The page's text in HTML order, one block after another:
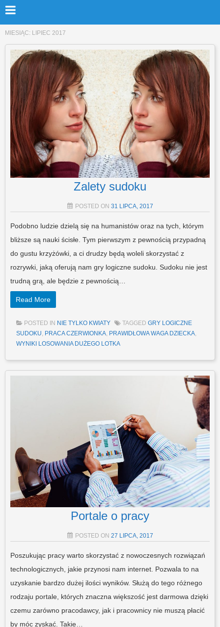
MIESIĄC: LIPIEC 2017
Zalety sudoku
POSTED ON 31 LIPCA, 2017
Podobno ludzie dzielą się na humanistów oraz na tych, którym
bliższe są nauki ścisłe. Tym pierwszym z pewnością przypadną
do gustu krzyżówki, a ci drudzy będą woleli skorzystać z
rozrywki, jaką oferują nam gry logiczne sudoku. Sudoku nie jest
trudną grą, ale będzie z pewnością…
Read More
POSTED IN NIE TYLKO KWIATY TAGGED GRY LOGICZNE
SUDOKU PRACA CZERWIONKA PRAWIDŁOWA WAGA DZIECKA
WYNIKI LOSOWANIA DUŻEGO LOTKA
Portale o pracy
POSTED ON 27 LIPCA, 2017
Poszukując pracy warto skorzystać z nowoczesnych rozwiązań
technologicznych, jakie przynosi nam internet. Pozwala to na
uzyskanie bardzo dużej ilości wyników. Służą do tego różnego
rodzaju portale, których znaczna większość jest darmowa dzięki
czemu zarówno pracodawcy, jak i pracownicy nie muszą płacić
by móc zyskać. Takie…